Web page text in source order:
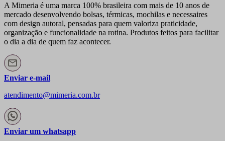
A Mimeria é uma marca 100% brasileira com mais de 10 anos de
mercado desenvolvendo bolsas, térmicas, mochilas e necessaires
com design autoral, pensadas para quem valoriza praticidade,
organização e funcionalidade na rotina. Produtos feitos para facilitar
o dia a dia de quem faz acontecer.
Enviar e-mail
atendimento@mimeria.com.br
Enviar um whatsapp